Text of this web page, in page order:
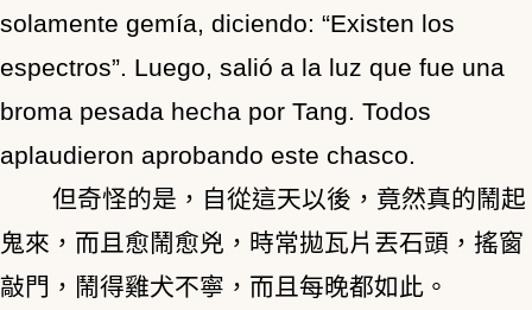
solamente gemía, diciendo: “Existen los
espectros”. Luego, salió a la luz que fue una
broma pesada hecha por Tang. Todos
aplaudieron aprobando este chasco.
但奇怪的是，自從這天以後，竟然真的鬧起
鬼來，而且愈鬧愈兇，時常拋瓦片丟石頭，搖窗
敲門，鬧得雞犬不寧，而且每晚都如此。